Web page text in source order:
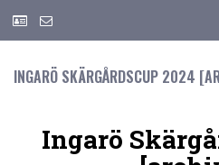
INGARÖ SKÄRGÅRDSCUP 2024
Ingarö